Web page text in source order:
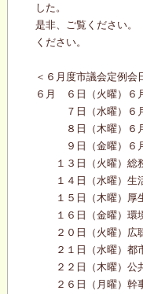
した。
是非、ご覧ください
ください。
＜６月度市議会定例会
６月 ６日（火曜）６
７日（水曜）６月
８日（木曜）６月
９日（金曜）６月
１３日（火曜）総
１４日（水曜）生
１５日（木曜）厚
１６日（金曜）環
２０日（火曜）広
２１日（水曜）都
２２日（木曜）公共
２６日（月曜）幹